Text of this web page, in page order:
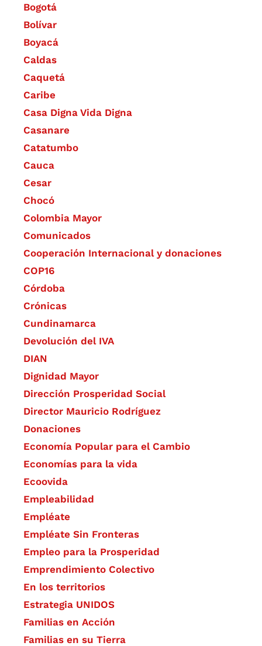
Bogotá
Bolívar
Boyacá
Caldas
Caquetá
Caribe
Casa Digna Vida Digna
Casanare
Catatumbo
Cauca
Cesar
Chocó
Colombia Mayor
Comunicados
Cooperación Internacional y donaciones
COP16
Córdoba
Crónicas
Cundinamarca
Devolución del IVA
DIAN
Dignidad Mayor
Dirección Prosperidad Social
Director Mauricio Rodríguez
Donaciones
Economía Popular para el Cambio
Economías para la vida
Ecoovida
Empleabilidad
Empléate
Empléate Sin Fronteras
Empleo para la Prosperidad
Emprendimiento Colectivo
En los territorios
Estrategia UNIDOS
Familias en Acción
Familias en su Tierra